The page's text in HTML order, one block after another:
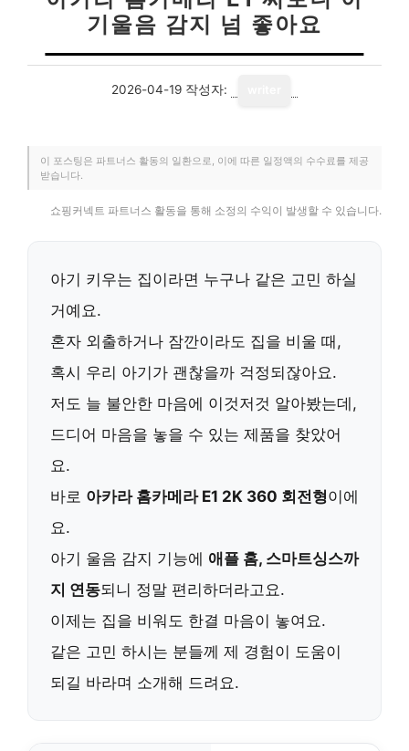
기울음 감지 넘 좋아요
2026-04-19 작성자:
이 포스팅은 파트너스 활동의 일환으로, 이에 따른 일정액의 수수료를 제공
받습니다.
쇼핑커넥트 파트너스 활동을 통해 소정의 수익이 발생할 수 있습니다.
아기 키우는 집이라면 누구나 같은 고민 하실
거예요.
혼자 외출하거나 잠깐이라도 집을 비울 때,
혹시 우리 아기가 괜찮을까 걱정되잖아요.
저도 늘 불안한 마음에 이것저것 알아봤는데,
드디어 마음을 놓을 수 있는 제품을 찾았어
요.
바로 아카라 홈카메라 E1 2K 360 회전형이에
요.
아기 울음 감지 기능에 애플 홈, 스마트싱스까
지 연동되니 정말 편리하더라고요.
이제는 집을 비워도 한결 마음이 놓여요.
같은 고민 하시는 분들께 제 경험이 도움이
되길 바라며 소개해 드려요.